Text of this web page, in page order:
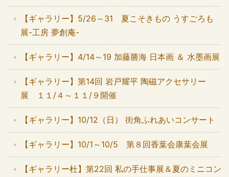
【ギャラリー】5/26～31 夏こそきもの うすごろも
展-工房 夢創庵-
【ギャラリー】4/14～19 加藤勝海 日本画 ＆ 水墨画展
【ギャラリー】第14回 岩戸耀平 陶磁アクセサリー
展 １１/４～１１/９開催
【ギャラリー】10/12（日） 街角ふれあいコンサート
【ギャラリー】10/1～10/5 第８回香葉会康葉会展
【ギャラリー杜】第22回 私の手仕事展＆夏のミニコン